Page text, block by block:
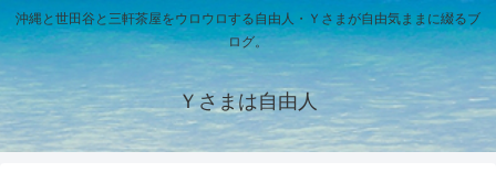
沖縄と世田谷と三軒茶屋をウロウロする自由人・Ｙさまが自由気ままに綴るブ
ログ。
Ｙさまは自由人